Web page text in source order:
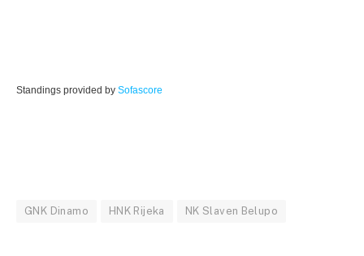
Standings provided by Sofascore
GNK Dinamo HNK Rijeka NK Slaven Belupo